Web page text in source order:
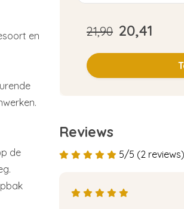
en
de
21,90 20,41
Reviews
5/5 (2 reviews)